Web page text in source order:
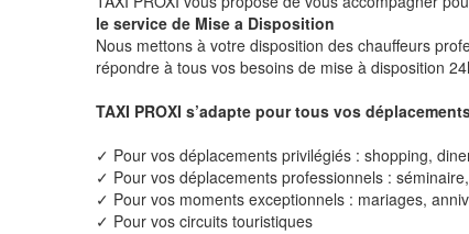
le service de Mise a Disposition
Nous mettons à votre disposition des chauffeurs
répondre à tous vos besoins de mise à disposition
TAXI PROXI s’adapte pour tous vos
✓ Pour vos déplacements privilégiés : shopping,
✓ Pour vos déplacements professionnels :
✓ Pour vos moments exceptionnels : mariages,
✓ Pour vos circuits touristiques